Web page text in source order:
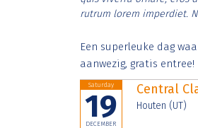
rutrum lorem imperdiet.
Een superleuke dag
aanwezig, gratis entree!
Saturday
19
DECEMBER
Central
Houten (UT)